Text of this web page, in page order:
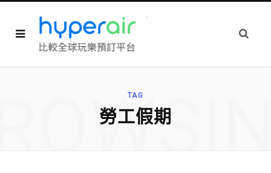
TAG
勞工假期